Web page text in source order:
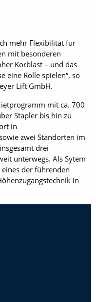
mehr Flexibilität für
mit besonderen
Korblast – und das
eine Rolle spielen“, so
Lift GmbH.
mit ca. 700
Stapler bis hin zu
in
zwei Standorten im
drei
unterwegs. Als Sytem
der führenden
in